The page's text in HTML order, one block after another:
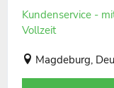
Kundenservice -
Vollzeit
Magdeburg,